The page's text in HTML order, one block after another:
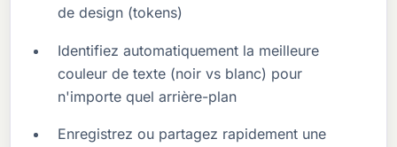
de design (tokens)
Identifiez automatiquement la meilleure
couleur de texte (noir vs blanc) pour
n'importe quel arrière-plan
Enregistrez ou partagez rapidement une